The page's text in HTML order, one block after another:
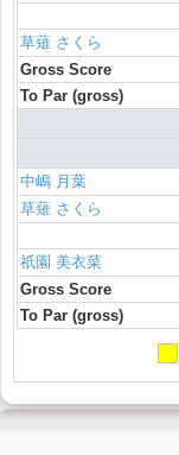
草薙 さくら
Gross Score
To Par (gross)
中嶋 月葉
草薙 さくら
祇園 美衣菜
Gross Score
To Par (gross)